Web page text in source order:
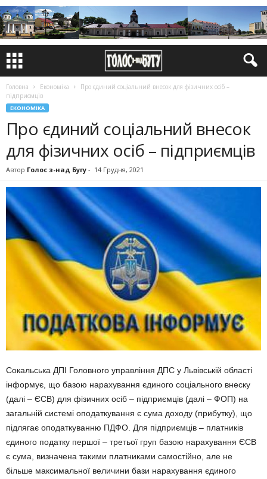
Головна Економіка
Про єдиний соціальний внесок для фізичних осіб –
підприємців
ЕКОНОМІКА
Про єдиний соціальний внесок
для фізичних осіб – підприємців
Автор Голос з-над Бугу - 14 Грудня, 2021
Сокальська ДПІ Головного управління ДПС у Львівській області
інформує, що базою нарахування єдиного соціального внеску
(далі – ЄСВ) для фізичних осіб – підприємців (далі – ФОП) на
загальній системі оподаткування є сума доходу (прибутку), що
підлягає оподаткуванню ПДФО. Для підприємців – платників
єдиного податку першої – третьої груп базою нарахування ЄСВ
є сума, визначена такими платниками самостійно, але не
більше максимальної величини бази нарахування єдиного